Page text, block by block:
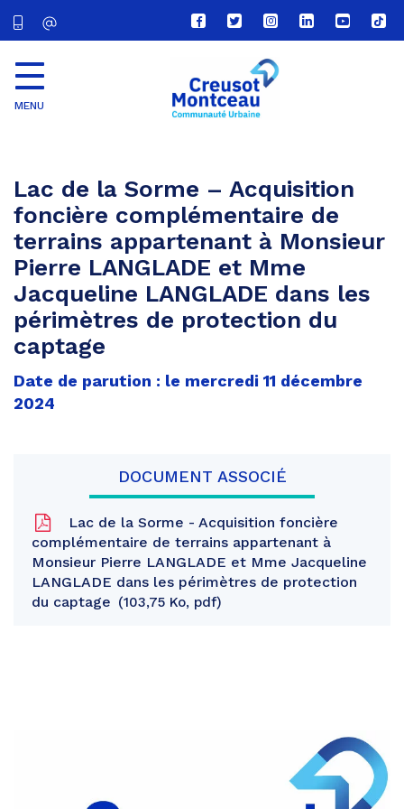
Lien
vers
compte
Facebook
Lien
vers
compte
Twitter
Lien
vers
le
compte
Lien
vers
Lien
vers
Lien
vers
MENU
Lac de la Sorme – Acquisition
foncière complémentaire de
terrains appartenant à Monsieur
Pierre LANGLADE et Mme
Jacqueline LANGLADE dans les
périmètres de protection du
captage
Date de parution : le mercredi 11 décembre
2024
DOCUMENT ASSOCIÉ
Lac de la Sorme - Acquisition foncière
complémentaire de terrains appartenant à
Monsieur Pierre LANGLADE et Mme Jacqueline
LANGLADE dans les périmètres de protection
du captage
103,75 Ko, pdf
Partager